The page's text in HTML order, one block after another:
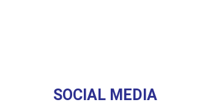
SOCIAL MEDIA